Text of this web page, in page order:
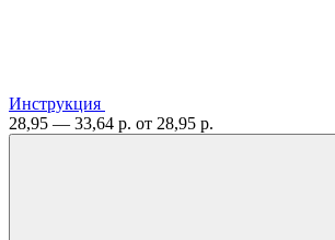
Инструкция
28,95 — 33,64 р. от 28,95 р.